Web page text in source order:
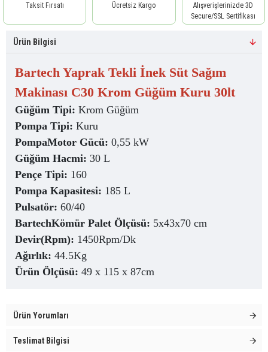
Taksit Fırsatı
Ücretsiz Kargo
Alışverişlerinizde 3D
Secure/SSL Sertifikası
Ürün Bilgisi
Bartech Yaprak Tekli İnek Süt Sağım
Makinası C30 Krom Güğüm Kuru 30lt
Güğüm Tipi: Krom Güğüm
Pompa Tipi: Kuru
PompaMotor Gücü: 0,55 kW
Güğüm Hacmi: 30 L
Pençe Tipi: 160
Pompa Kapasitesi: 185 L
Pulsatör: 60/40
BartechKömür Palet Ölçüsü: 5x43x70 cm
Devir(Rpm): 1450Rpm/Dk
Ağırlık: 44.5Kg
Ürün Ölçüsü: 49 x 115 x 87cm
Ürün Yorumları
Teslimat Bilgisi